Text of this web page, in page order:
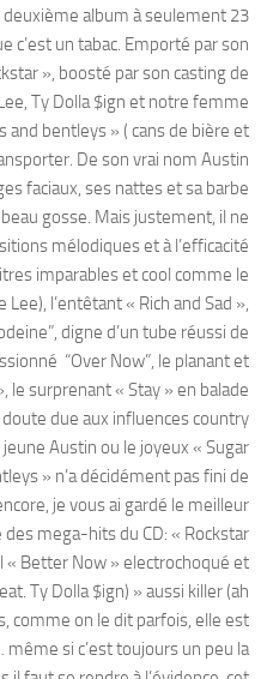
album à seulement 23
c’est un tabac. Emporté par son
», boosté par son casting de
Ty Dolla $ign et notre femme
bentleys » ( cans de bière et
De son vrai nom Austin
faciaux, ses nattes et sa barbe
gosse. Mais justement, il ne
mélodiques et à l’efficacité
imparables et cool comme le
l’entêtant « Rich and Sad »,
digne d’un tube réussi de
“Over Now”, le planant et
le surprenant « Stay » en balade
due aux influences country
Austin ou le joyeux « Sugar
» n’a décidément pas fini de
je vous ai gardé le meilleur
mega-hits du CD: « Rockstar
« Better Now » electrochoqué et
Ty Dolla $ign) » aussi killer (ah
comme on le dit parfois, elle est
si c’est toujours un peu la